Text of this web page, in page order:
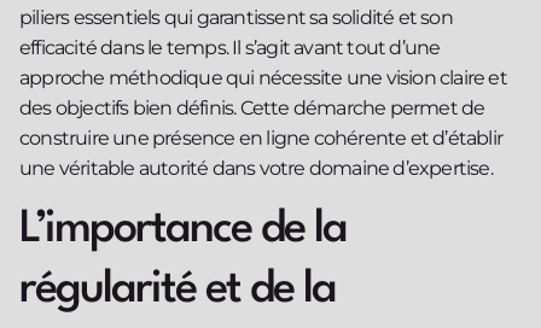
piliers essentiels qui garantissent sa solidité et son
efficacité dans le temps. Il s’agit avant tout d’une
approche méthodique qui nécessite une vision claire et
des objectifs bien définis. Cette démarche permet de
construire une présence en ligne cohérente et d’établir
une véritable autorité dans votre domaine d’expertise.
L’importance de la
régularité et de la